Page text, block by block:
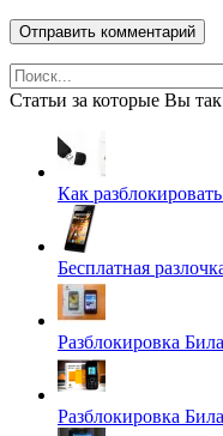
Search
for:
Статьи за которые Вы
Как
Бесплатная
Разблокировка
Разблокировка